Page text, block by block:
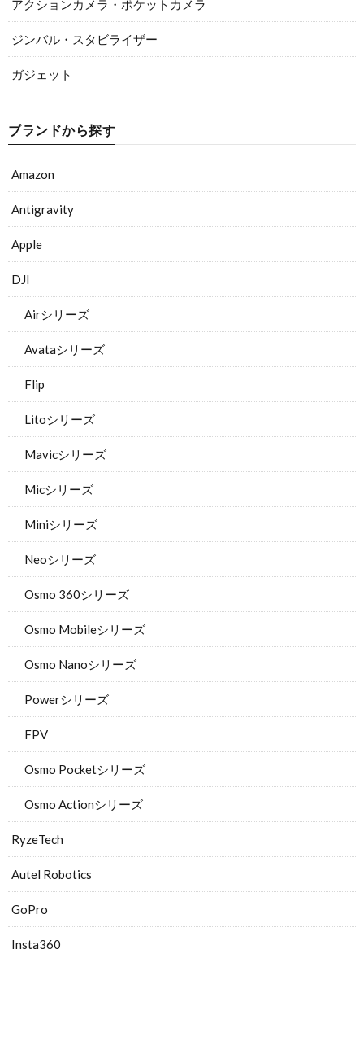
アクションカメラ・ポケットカメラ
ジンバル・スタビライザー
ガジェット
ブランドから探す
Amazon
Antigravity
Apple
DJI
Airシリーズ
Avataシリーズ
Flip
Litoシリーズ
Mavicシリーズ
Micシリーズ
Miniシリーズ
Neoシリーズ
Osmo 360シリーズ
Osmo Mobileシリーズ
Osmo Nanoシリーズ
Powerシリーズ
FPV
Osmo Pocketシリーズ
Osmo Actionシリーズ
RyzeTech
Autel Robotics
GoPro
Insta360